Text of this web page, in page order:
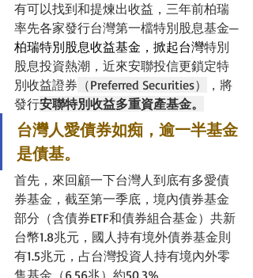
有可以找到和提煉出收益，三年前柏瑞
率先各家發行台灣第一檔特別股息基金─
柏瑞特別股息收益基金，掀起台灣特別
股息投資熱潮，近來安聯投信更鎖定特
別收益證券 （Preferred Securities）
，將
發行安聯特別收益多重資產基金。
台灣人愛債券如痴，逾一半基金
是債基。
首先，來回顧一下台灣人到底有多愛債
券基金，截至第一季底，境內債券基金
部分（含債券ETF和債券組合基金）共新
台幣1.8兆元，國人持有境外債券基金則
有1.5兆元，占台灣投資人持有境內外零
售基金（6.56兆）約50.3%